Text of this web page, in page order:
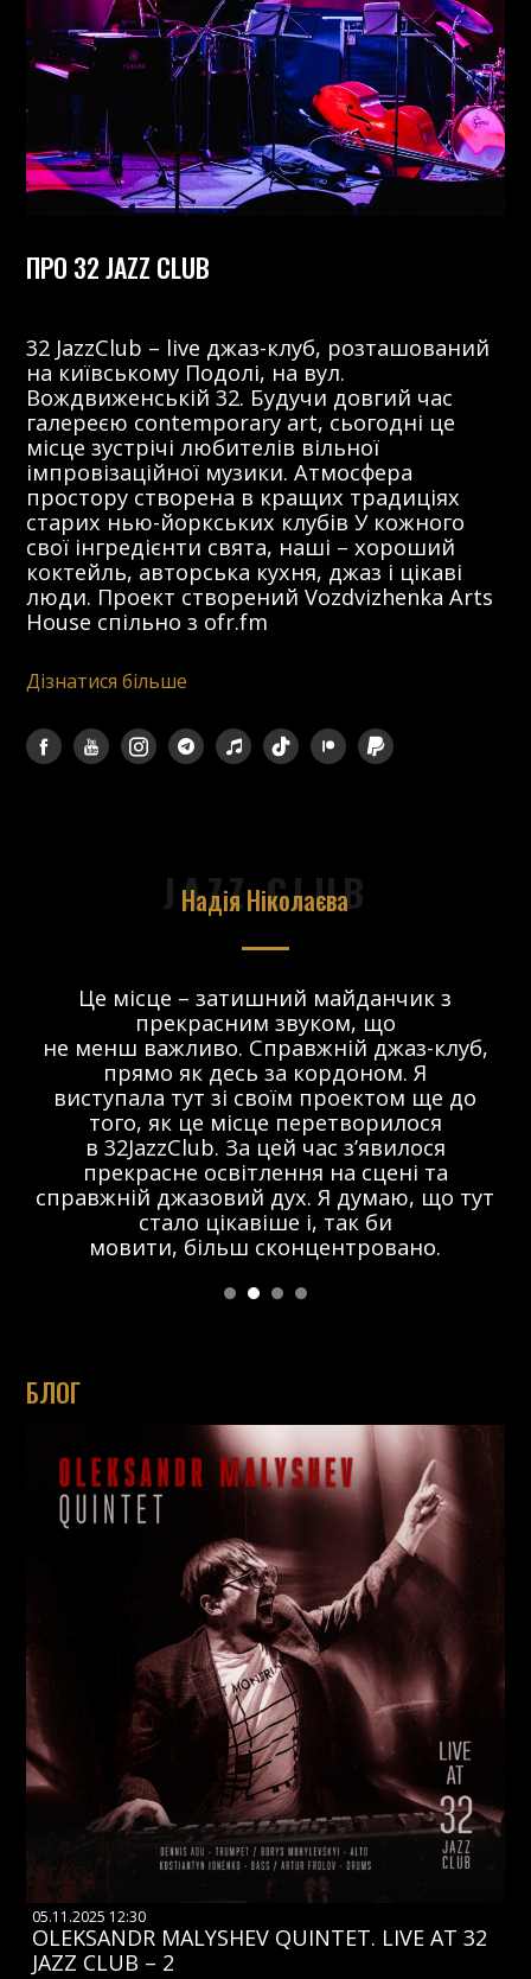
ПРО 32 JAZZ CLUB
32 JazzClub – live джаз-клуб, розташований
на київському Подолі, на вул.
Вождвиженській 32. Будучи довгий час
галереєю contemporary art, сьогодні це
місце зустрічі любителів вільної
імпровізаційної музики. Атмосфера
простору створена в кращих традиціях
старих нью-йоркських клубів У кожного
свої інгредієнти свята, наші – хороший
коктейль, авторська кухня, джаз і цікаві
люди. Проект створений Vozdvizhenka Arts
House спільно з ofr.fm
Дізнатися більше
JAZZ CLUB
Надія Ніколаєва
Це місце – затишний майданчик з
прекрасним звуком, що
не менш важливо. Справжній джаз-клуб,
прямо як десь за кордоном. Я
виступала тут зі своїм проектом ще до
того, як це місце перетворилося
в 32JazzClub. За цей час з’явилося
прекрасне освітлення на сцені та
справжній джазовий дух. Я думаю, що тут
стало цікавіше і, так би
мовити, більш сконцентровано.
БЛОГ
05.11.2025 12:30
OLEKSANDR MALYSHEV QUINTET. LIVE AT 32
JAZZ CLUB – 2